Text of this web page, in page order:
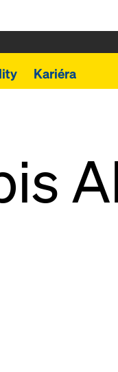
Kariéra